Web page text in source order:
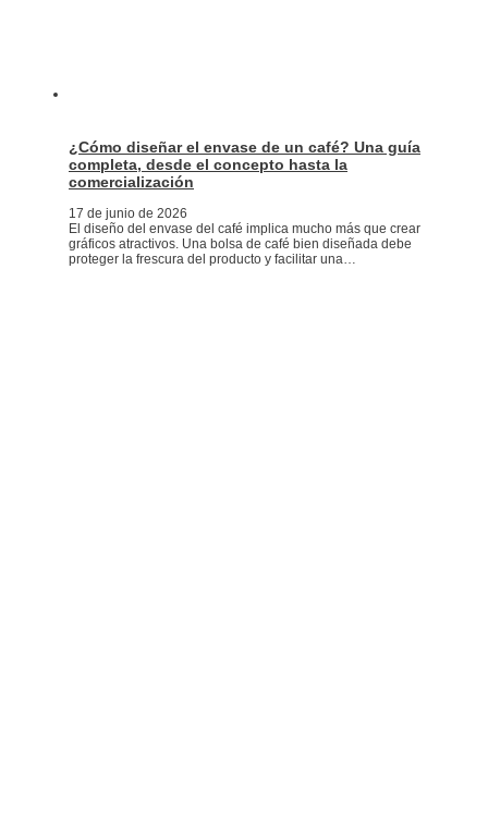
¿Cómo diseñar el envase de un café? Una guía
completa, desde el concepto hasta la
comercialización
17 de junio de 2026
El diseño del envase del café implica mucho más que crear
gráficos atractivos. Una bolsa de café bien diseñada debe
proteger la frescura del producto y facilitar una…